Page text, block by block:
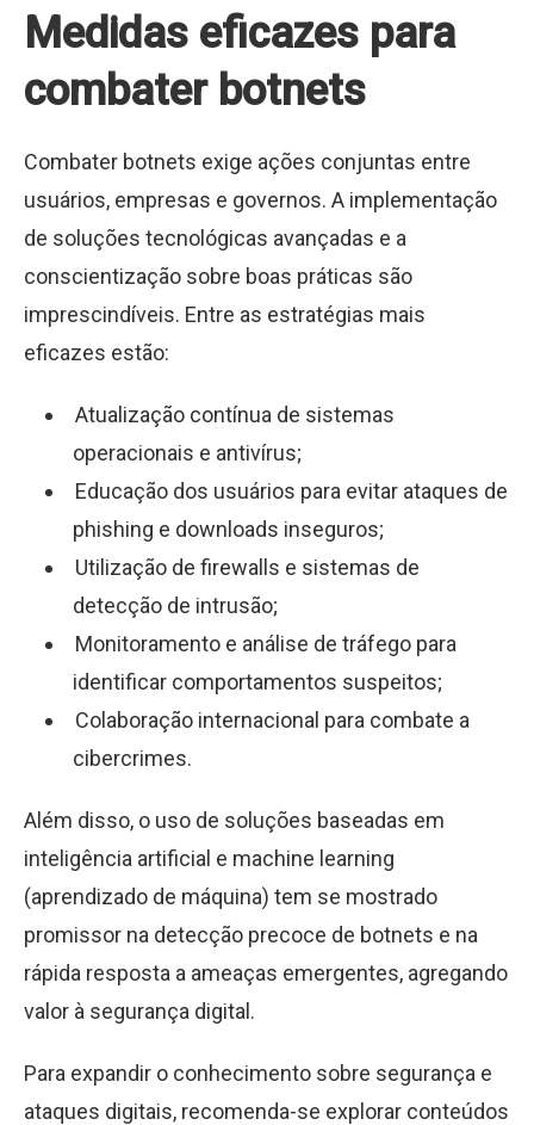
Medidas eficazes para
combater botnets
Combater botnets exige ações conjuntas entre
usuários, empresas e governos. A implementação
de soluções tecnológicas avançadas e a
conscientização sobre boas práticas são
imprescindíveis. Entre as estratégias mais
eficazes estão:
Atualização contínua de sistemas
operacionais e antivírus;
Educação dos usuários para evitar ataques de
phishing e downloads inseguros;
Utilização de firewalls e sistemas de
detecção de intrusão;
Monitoramento e análise de tráfego para
identificar comportamentos suspeitos;
Colaboração internacional para combate a
cibercrimes.
Além disso, o uso de soluções baseadas em
inteligência artificial e machine learning
(aprendizado de máquina) tem se mostrado
promissor na detecção precoce de botnets e na
rápida resposta a ameaças emergentes, agregando
valor à segurança digital.
Para expandir o conhecimento sobre segurança e
ataques digitais, recomenda-se explorar conteúdos